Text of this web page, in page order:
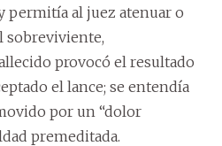
permitía al juez atenuar o
sobreviviente,
provocó el resultado
el lance; se entendía
por un “dolor
premeditada.